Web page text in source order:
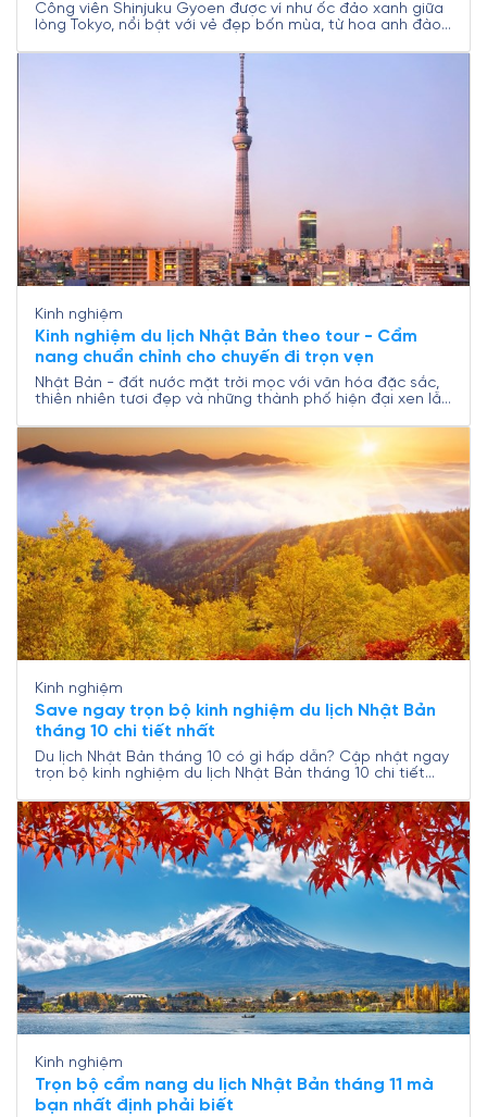
Công viên Shinjuku Gyoen được ví như ốc đảo xanh giữa
lòng Tokyo, nổi bật với vẻ đẹp bốn mùa, từ hoa anh đào
tưởng, nơi đây còn mang giá trị lịch sử, văn hóa và thiết
kế cảnh quan độc đáo kết hợp giữa phong cách Nhật
Bản truyền thống và châu Âu. Cùng Nam A Travel khám
phá Shinjuku Gyoen để chuẩn bị cho hành trình du lịch
Kinh nghiệm
Kinh nghiệm du lịch Nhật Bản theo tour - Cẩm
nang chuẩn chỉnh cho chuyến đi trọn vẹn
Nhật Bản - đất nước mặt trời mọc với văn hóa đặc sắc,
thiên nhiên tươi đẹp và những thành phố hiện đại xen lẫn
càng được du khách Việt ưa chuộng nhờ sự tiện lợi, tiết
kiệm thời gian và trải nghiệm trọn vẹn. Nếu bạn đang
băn khoăn chọn tour và chuẩn bị gì, đây chính là cẩm
nang hữu ích từ Nam A Travel dành cho bạn.
Kinh nghiệm
Save ngay trọn bộ kinh nghiệm du lịch Nhật Bản
tháng 10 chi tiết nhất
Du lịch Nhật Bản tháng 10 có gì hấp dẫn? Cập nhật ngay
trọn bộ kinh nghiệm du lịch Nhật Bản tháng 10 chi tiết
Kinh nghiệm
Trọn bộ cẩm nang du lịch Nhật Bản tháng 11 mà
bạn nhất định phải biết